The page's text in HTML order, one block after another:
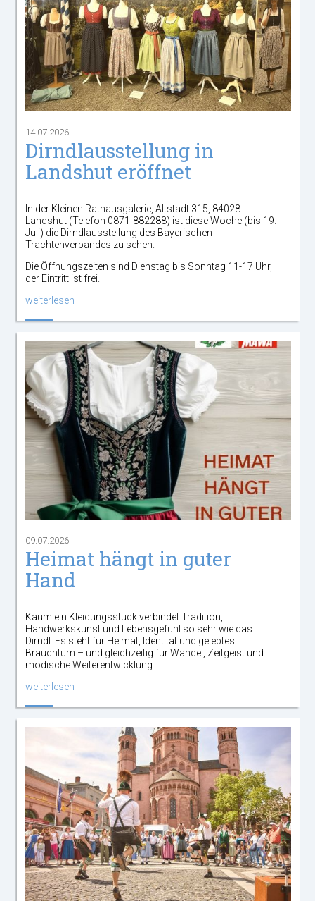
14.07.2026
Dirndlausstellung in
Landshut eröffnet
In der Kleinen Rathausgalerie, Altstadt 315, 84028
Landshut (Telefon 0871-882288) ist diese Woche (bis 19.
Juli) die Dirndlausstellung des Bayerischen
Trachtenverbandes zu sehen.
Die Öffnungszeiten sind Dienstag bis Sonntag 11-17 Uhr,
der Eintritt ist frei.
weiterlesen
09.07.2026
Heimat hängt in guter
Hand
Kaum ein Kleidungsstück verbindet Tradition,
Handwerkskunst und Lebensgefühl so sehr wie das
Dirndl. Es steht für Heimat, Identität und gelebtes
Brauchtum – und gleichzeitig für Wandel, Zeitgeist und
modische Weiterentwicklung.
weiterlesen